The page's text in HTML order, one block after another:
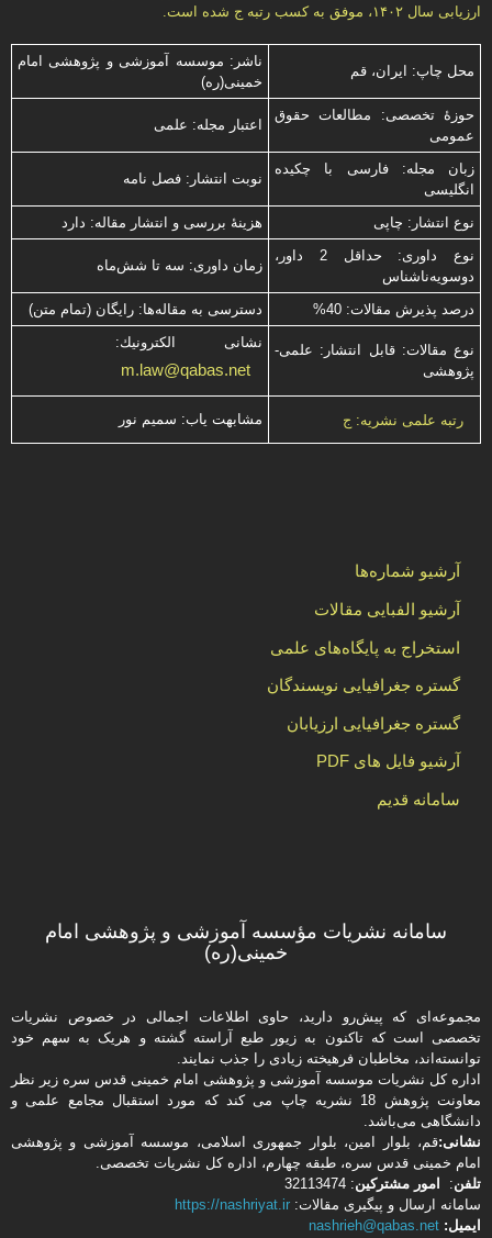
ارزیابی سال ۱۴۰۲، موفق به کسب رتبه ج شده است.
محل چاپ: ایران، قم
ناشر: موسسه آموزشی و پژوهشی امام
خمینی(ره)
حوزۀ تخصصی: مطالعات حقوق
عمومی
اعتبار مجله: علمی
زبان مجله: فارسی با چكیده
انگلیسی
نوبت انتشار: فصل نامه
نوع انتشار: چاپی
هزینۀ بررسی و انتشار مقاله: دارد
نوع داوری: حداقل 2 داور،
دوسویه‌ناشناس
زمان داوری: سه تا شش‌ماه
درصد پذیرش مقالات: 40% دسترسی به مقاله‌ها: رایگان (تمام متن)
نوع مقالات: قابل انتشار: علمی-
پژوهشی
نشانی الكترونیك:
m.law@qabas.net
رتبه علمی نشریه: ج مشابهت ياب: سميم نور
آرشیو شماره‌ها
آرشیو الفبایی مقالات
استخراج به پایگاه‌های علمی
گستره جغرافیایی نویسندگان
گستره جغرافیایی ارزیابان
آرشیو فایل های PDF
سامانه قدیم
سامانه نشریات مؤسسه آموزشی و پژوهشی امام
خمینی(ره)
مجموعه‌ای که پیش‌رو دارید،‌ حاوی اطلاعات اجمالی در خصوص نشریات
تخصصی است که تاکنون به زیور طبع آراسته گشته و هریک به سهم خود
توانسته‌اند، مخاطبان فرهیخته‌ زیادی را جذب نمایند.
اداره كل نشریات موسسه آموزشی و پژوهشی امام خمینی قدس سره زیر نظر
معاونت پژوهش 18 نشریه چاپ می کند که مورد استقبال مجامع علمی و
دانشگاهی می‌باشد.
نشانی:قم، بلوار امین، بلوار جمهوری اسلامی، موسسه آموزشی و پژوهشی
امام خمینی قدس سره، طبقه چهارم، اداره كل نشریات تخصصی.
تلفن: امور مشتركین: 32113474
سامانه ارسال و پیگیری مقالات: https://nashriyat.ir
ایمیل: nashrieh@qabas.net